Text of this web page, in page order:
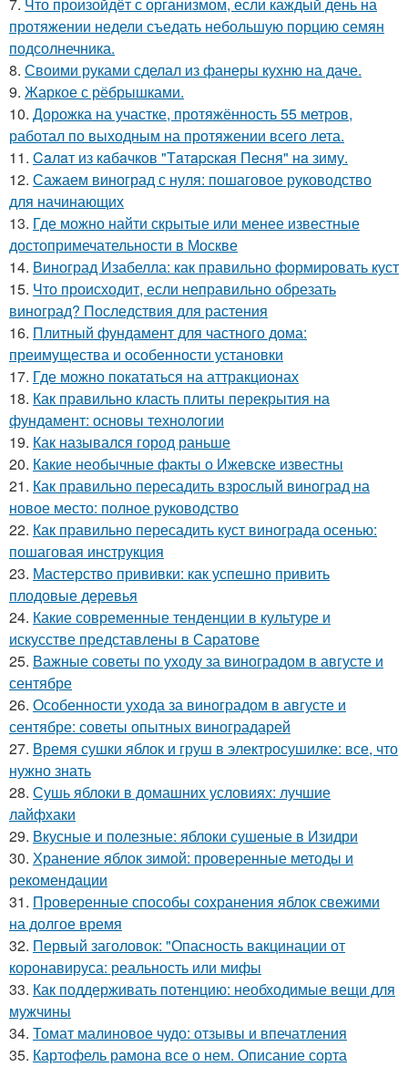
протяжении недели съедать небольшую порцию семян
подсолнечника.
8. Своими руками сделал из фанеры кухню на даче.
9. Жаркое с рёбрышками.
10. Дорожка на участке, протяжённость 55 метров,
работал по выходным на протяжении всего лета.
11. Caлaт из кaбaчкoв "Тaтapcкaя Пecня" нa зиму.
12. Сажаем виноград с нуля: пошаговое руководство
для начинающих
13. Где можно найти скрытые или менее известные
достопримечательности в Москве
14. Виноград Изабелла: как правильно формировать куст
15. Что происходит, если неправильно обрезать
виноград? Последствия для растения
16. Плитный фундамент для частного дома:
преимущества и особенности установки
17. Где можно покататься на аттракционах
18. Как правильно класть плиты перекрытия на
фундамент: основы технологии
19. Как назывался город раньше
20. Какие необычные факты о Ижевске известны
21. Как правильно пересадить взрослый виноград на
новое место: полное руководство
22. Как правильно пересадить куст винограда осенью:
пошаговая инструкция
23. Мастерство прививки: как успешно привить
плодовые деревья
24. Какие современные тенденции в культуре и
искусстве представлены в Саратове
25. Важные советы по уходу за виноградом в августе и
сентябре
26. Особенности ухода за виноградом в августе и
сентябре: советы опытных виноградарей
27. Время сушки яблок и груш в электросушилке: все, что
нужно знать
28. Сушь яблоки в домашних условиях: лучшие
лайфхаки
29. Вкусные и полезные: яблоки сушеные в Изидри
30. Хранение яблок зимой: проверенные методы и
рекомендации
31. Проверенные способы сохранения яблок свежими
на долгое время
32. Первый заголовок: "Опасность вакцинации от
коронавируса: реальность или мифы
33. Как поддерживать потенцию: необходимые вещи для
мужчины
34. Томат малиновое чудо: отзывы и впечатления
35. Картофель рамона все о нем. Описание сорта